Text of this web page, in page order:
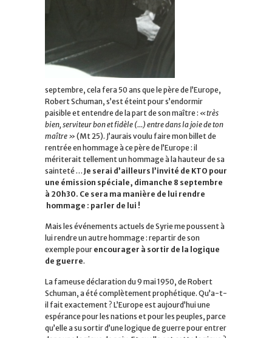
septembre, cela fera 50 ans que le père de l’Europe,
Robert Schuman, s’est éteint pour s’endormir
paisible et entendre de la part de son maître : «très
bien, serviteur bon et fidèle (…) entre dans la joie de ton
maître » (Mt 25). J’aurais voulu faire mon billet de
rentrée en hommage à ce père de l’Europe : il
mériterait tellement un hommage à la hauteur de sa
sainteté … Je serai d’ailleurs l’invité de KTO pour
une émission spéciale, dimanche 8 septembre
à 20h30. Ce sera ma manière de lui rendre
hommage : parler de lui !
Mais les événements actuels de Syrie me poussent à
lui rendre un autre hommage : repartir de son
exemple pour encourager à sortir de la logique
de guerre.
La fameuse déclaration du 9 mai 1950, de Robert
Schuman, a été complètement prophétique. Qu’a-t-
il fait exactement ? L’Europe est aujourd’hui une
espérance pour les nations et pour les peuples, parce
qu’elle a su sortir d’une logique de guerre pour entrer